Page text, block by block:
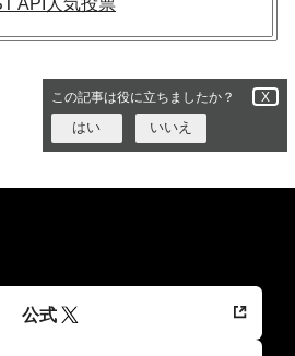
この記事は役に立ちましたか？ X
はい いいえ
公式